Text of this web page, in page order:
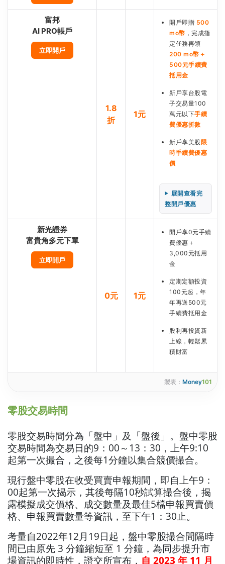
富邦
AI PRO帳戶
立即開戶
1.8
折
1元
開戶即贈 500
mo幣 ，完成指
定任務再領
200 mo幣＋
500元手續費
抵用金
新戶享台股電
子交易量100
萬元以下手續
費優惠折數
新戶享美股限
時手續費優惠
價
展開查看完
整開戶優惠
新光證券
富貴角多元下單
立即開戶
0元 1元
開戶享0元手續
費優惠＋
3,000元抵用
金
定期定額投資
100元起，年
年再送500元
手續費抵用金
股利再投資新
上線，輕鬆累
積財富
製表： Money101
零股交易時間
零股交易時間分為「盤中」及「盤後」。盤中零股
交易時間為交易日的9：00～13：30，上午9:10
起第一次撮合，之後每1分鐘以集合競價撮合。
現行盤中零股在收受買賣申報期間，即自上午9：
00起第一次揭示，其後每隔10秒試算撮合後，揭
露模擬成交價格、成交數量及最佳5檔申報買賣價
格、申報買賣數量等資訊，至下午1：30止。
考量自2022年12月19日起，盤中零股撮合間隔時
間已由原先 3 分鐘縮短至 1 分鐘，為同步提升市
場資訊的即時性，證交所宣布， 自 2023 年 11 月